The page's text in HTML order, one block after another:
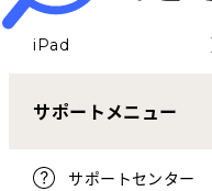
iPad
サポートメニュー
サポートセンター